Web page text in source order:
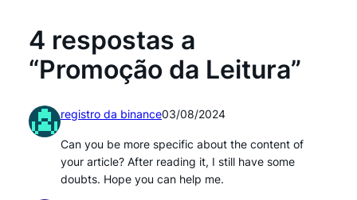
4 respostas a
“Promoção da Leitura”
registro da binance03/08/2024
Can you be more specific about the content of
your article? After reading it, I still have some
doubts. Hope you can help me.